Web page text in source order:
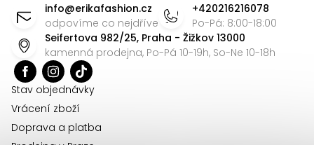
info@erikafashion.cz
odpovíme co nejdříve
+420216216078
Po-Pá: 8:00-18:00
Seifertova 982/25, Praha - Žižkov 13000
kamenná prodejna, Po-Pá 10-19h, So-Ne 10-18h
Stav objednávky
Vrácení zboží
Doprava a platba